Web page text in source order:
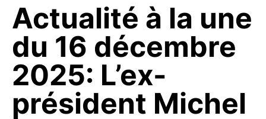
Actualité à la une
du 16 décembre
2025: L’ex-
président Michel